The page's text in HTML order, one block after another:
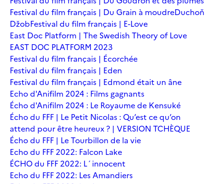
Festival du film français | Du Grain à moudreDuchoň
DžobFestival du film français | E-Love
East Doc Platform | The Swedish Theory of Love
EAST DOC PLATFORM 2023
Festival du film français | Écorchée
Festival du film français | Eden
Festival du film français | Edmond était un âne
Echo d'Anifilm 2024 : Films gagnants
Écho d'Anifilm 2024 : Le Royaume de Kensuké
Écho du FFF | Le Petit Nicolas : Qu’est ce qu’on
attend pour être heureux ? | VERSION TCHÈQUE
Écho du FFF | Le Tourbillon de la vie
Echo du FFF 2022: Falcon Lake
ÉCHO du FFF 2022: L´innocent
Echo du FFF 2022: Les Amandiers